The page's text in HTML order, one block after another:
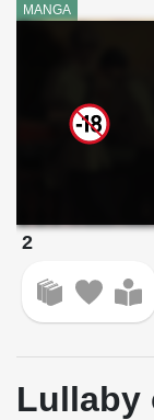
MANGA
2
Lullaby